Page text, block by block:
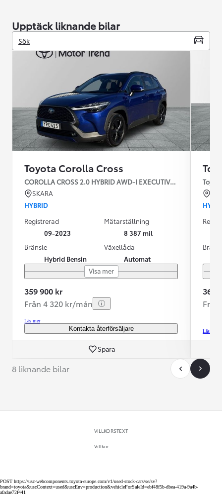
Upptäck liknande bilar
Sök
Toyota Corolla Cross
COROLLA CROSS 2.0 HYBRID AWD-I EXECUTIVE SKINN JBL
SKARA
HYBRID
Registrerad
09-2023
Mätarställning
8 387 mil
Bränsle
Hybrid Bensin
Växellåda
Automat
Visa mer
359 900 kr
Från 4 320 kr/mån
Läs mer
Kontakta återförsäljare
Spara
369
Läs mer
8 liknande bilar
VILLKORSTEXT
Villkor
POST https://usc-webcomponents.toyota-europe.com/v1/used-stock-cars/se/sv?
brand=toyota&uscContext=used&uscEnv=production&vehicleForSaleId=ebf48f5b-dbea-419a-9a4b-
afadae72f441